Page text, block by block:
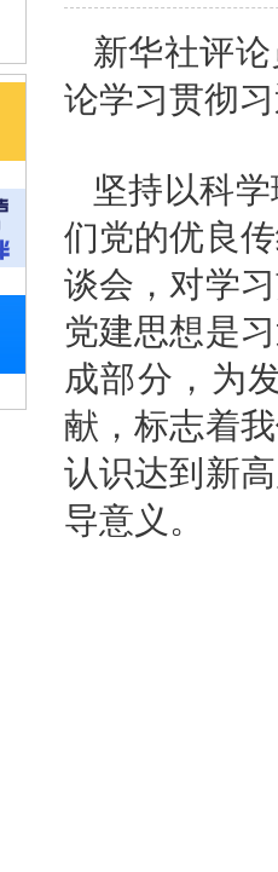
新华社评
论学习贯彻
坚持以科
们党的优良
谈会，对学
党建思想是
成部分，为
献，标志着
认识达到新
导意义。